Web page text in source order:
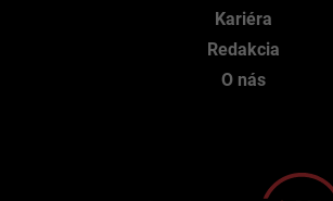
Kariéra
Redakcia
O nás